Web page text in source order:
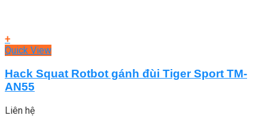
+
Quick View
Hack Squat Rotbot gánh đùi Tiger Sport TM-
AN55
Liên hệ